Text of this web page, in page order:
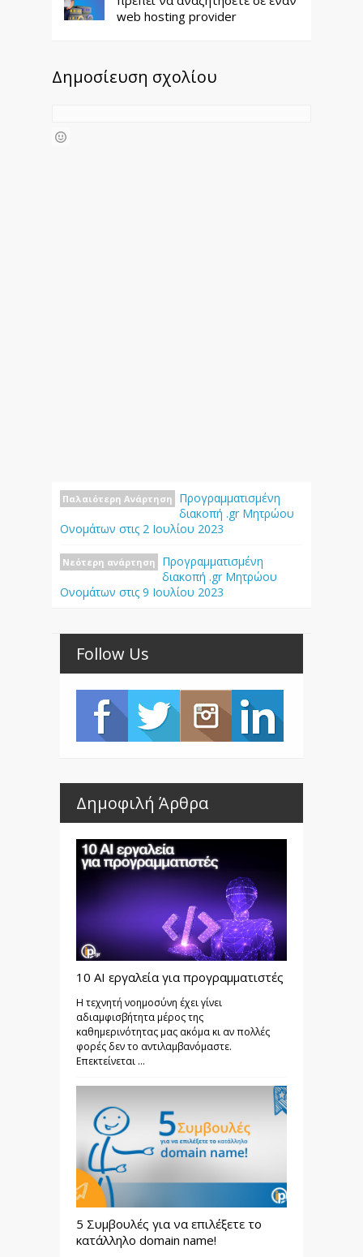
web hosting provider
Δημοσίευση σχολίου
Παλαιότερη Ανάρτηση
Προγραμματισμένη
διακοπή .gr Μητρώου
Ονομάτων στις 2 Ιουλίου 2023
Νεότερη ανάρτηση
Προγραμματισμένη
διακοπή .gr Μητρώου
Ονομάτων στις 9 Ιουλίου 2023
Follow Us
Δημοφιλή Άρθρα
10 AI εργαλεία για προγραμματιστές
Η τεχνητή νοημοσύνη έχει γίνει
αδιαμφισβήτητα μέρος της
καθημερινότητας μας ακόμα κι αν πολλές
φορές δεν το αντιλαμβανόμαστε.
Επεκτείνεται ...
5 Συμβουλές για να επιλέξετε το
κατάλληλο domain name!